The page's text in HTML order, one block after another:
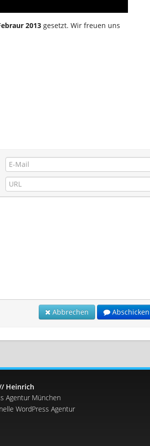
2013 gesetzt. Wir freuen uns
Abbrechen Abschicken
Heinrich
Agentur München
WordPress Agentur